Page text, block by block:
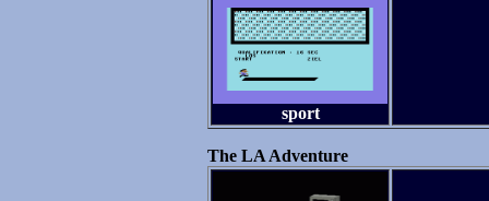
sport
The LA Adventure